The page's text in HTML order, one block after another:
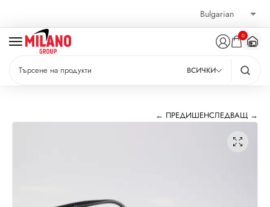
0
ВСИЧКИ
← ПРЕДИШЕНСЛЕДВАЩ →